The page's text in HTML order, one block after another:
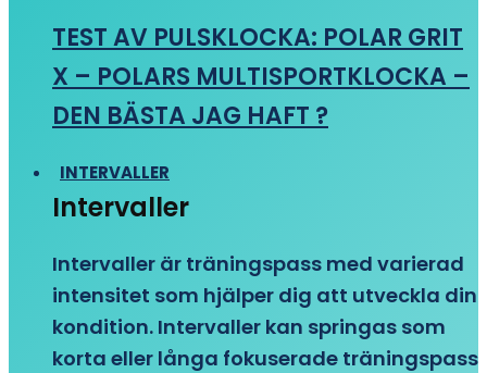
TEST AV PULSKLOCKA: POLAR GRIT
X – POLARS MULTISPORTKLOCKA –
DEN BÄSTA JAG HAFT ?
INTERVALLER
Intervaller
Intervaller är träningspass med varierad
intensitet som hjälper dig att utveckla din
kondition. Intervaller kan springas som
korta eller långa fokuserade träningspass